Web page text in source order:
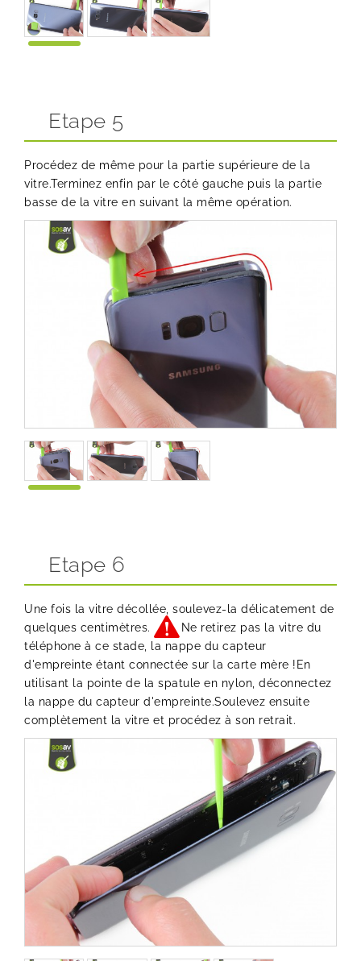
Etape 5
Procédez de même pour la partie supérieure de la
vitre.Terminez enfin par le côté gauche puis la partie
basse de la vitre en suivant la même opération.
Etape 6
Une fois la vitre décollée, soulevez-la délicatement de
quelques centimètres.
Ne retirez pas la vitre du
téléphone à ce stade, la nappe du capteur
d'empreinte étant connectée sur la carte mère !En
utilisant la pointe de la spatule en nylon, déconnectez
la nappe du capteur d'empreinte.Soulevez ensuite
complètement la vitre et procédez à son retrait.